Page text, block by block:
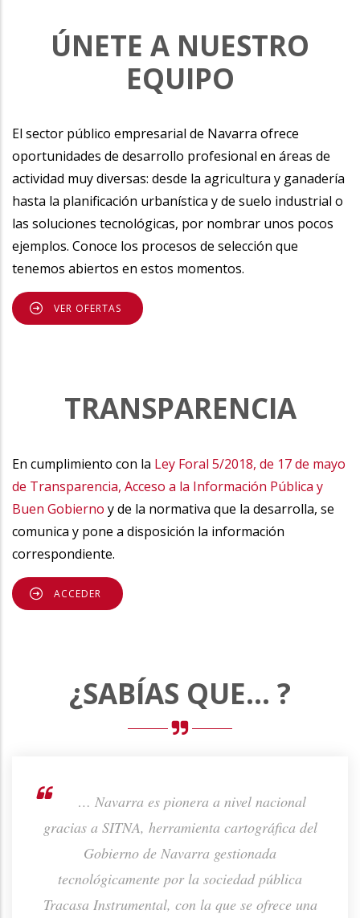
ÚNETE A NUESTRO
EQUIPO
El sector público empresarial de Navarra ofrece
oportunidades de desarrollo profesional en áreas de
actividad muy diversas: desde la agricultura y ganadería
hasta la planificación urbanística y de suelo industrial o
las soluciones tecnológicas, por nombrar unos pocos
ejemplos. Conoce los procesos de selección que
tenemos abiertos en estos momentos.
VER OFERTAS
TRANSPARENCIA
En cumplimiento con la Ley Foral 5/2018, de 17 de mayo
de Transparencia, Acceso a la Información Pública y
Buen Gobierno y de la normativa que la desarrolla, se
comunica y pone a disposición la información
correspondiente.
ACCEDER
¿SABÍAS QUE... ?
… Navarra es pionera a nivel nacional
gracias a SITNA, herramienta cartográfica del
Gobierno de Navarra gestionada
tecnológicamente por la sociedad pública
Tracasa Instrumental, con la que se ofrece una